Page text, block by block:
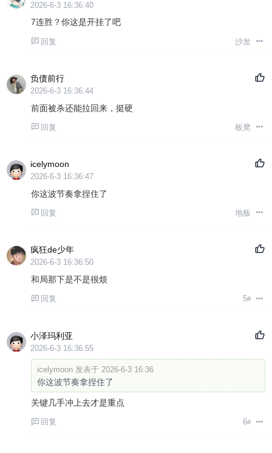
2026-6-3 16:36:40
7连胜？你这是开挂了吧
回复 沙发
负债前行
2026-6-3 16:36:44
前面被杀还能拉回来，挺硬
回复 板凳
icelymoon
2026-6-3 16:36:47
你这波节奏拿捏住了
回复 地板
疯狂de少年
2026-6-3 16:36:50
和局那下是不是很烦
回复 5#
小泽玛利亚
2026-6-3 16:36:55
icelymoon 发表于 2026-6-3 16:36
你这波节奏拿捏住了
关键几手冲上去才是重点
回复 6#